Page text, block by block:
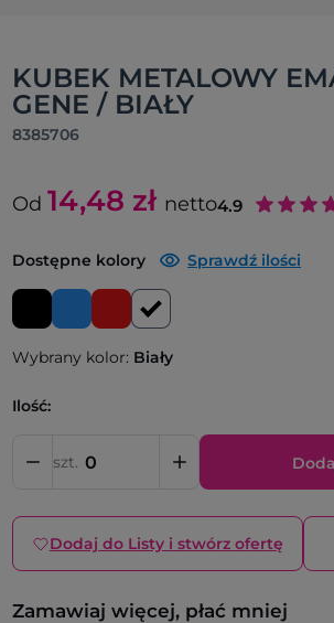
KUBEK METALOWY
GENE / BIAŁY
8385706
Od 14,48 zł netto4.9
Dostępne kolory Sprawdź ilości
Wybrany kolor: Biały
Ilość:
szt.
Dodaj do Listy i stwórz ofertę
Zamawiaj więcej, płać mniej